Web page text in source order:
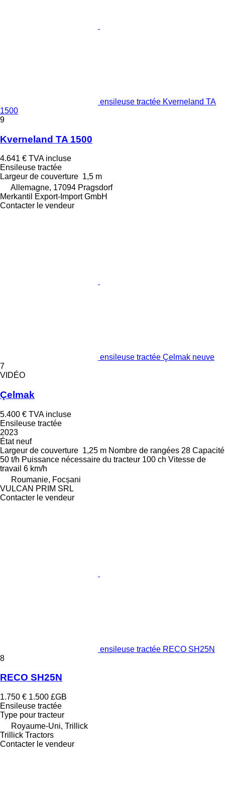
ensileuse tractée Kverneland TA
1500
9
Kverneland TA 1500
4.641 € TVA incluse
Ensileuse tractée
Largeur de couverture 1,5 m
Allemagne, 17094 Pragsdorf
Merkantil Export-Import GmbH
Contacter le vendeur
ensileuse tractée Çelmak neuve
7
VIDÉO
Çelmak
5.400 € TVA incluse
Ensileuse tractée
2023
Étatneuf
Largeur de couverture 1,25 m Nombre de rangées 28 Capacité
50 t/h Puissance nécessaire du tracteur 100 ch Vitesse de
travail 6 km/h
Roumanie, Focșani
VULCAN PRIM SRL
Contacter le vendeur
ensileuse tractée RECO SH25N
8
RECO SH25N
1.750 € 1.500 £GB
Ensileuse tractée
Type pour tracteur
Royaume-Uni, Trillick
Trillick Tractors
Contacter le vendeur